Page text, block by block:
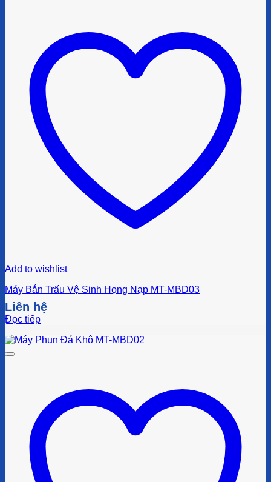
Add to wishlist
Máy Bắn Trấu Vệ Sinh Họng Nạp MT-MBD03
Liên hệ
Đọc tiếp